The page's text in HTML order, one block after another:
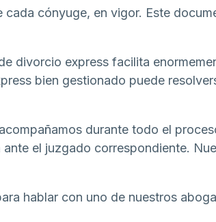
cada cónyuge, en vigor. Este
divorcio express facilita
bien gestionado puede
durante todo el
el juzgado correspondiente.
hablar con uno de nuestros